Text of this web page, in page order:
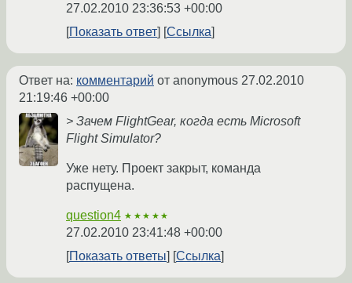
27.02.2010 23:36:53 +00:00
Показать ответ
Ссылка
Ответ на: комментарий от anonymous 27.02.2010
21:19:46 +00:00
> Зачем FlightGear, когда есть Microsoft
Flight Simulator?
Уже нету. Проект закрыт, команда
распущена.
question4 ★★★★★
27.02.2010 23:41:48 +00:00
Показать ответы
Ссылка